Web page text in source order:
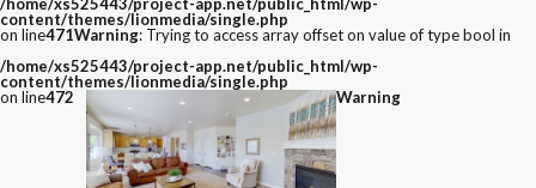
/home/xs525443/project-app.net/public_html/wp-
content/themes/lionmedia/single.php
on line471Warning: Trying to access array offset on value of type bool in
/home/xs525443/project-app.net/public_html/wp-
content/themes/lionmedia/single.php
on line472 Warning